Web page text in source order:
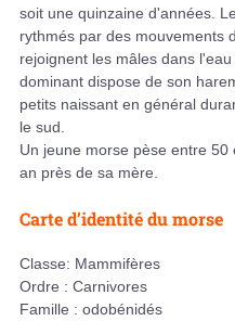
soit une quinzaine d'années.
rythmés par des mouvements
rejoignent les mâles dans
dominant dispose de son
petits naissant en général
le sud.
Un jeune morse pèse entre
an près de sa mère.
Carte d’identité du morse
Classe: Mammifères
Ordre : Carnivores
Famille : odobénidés